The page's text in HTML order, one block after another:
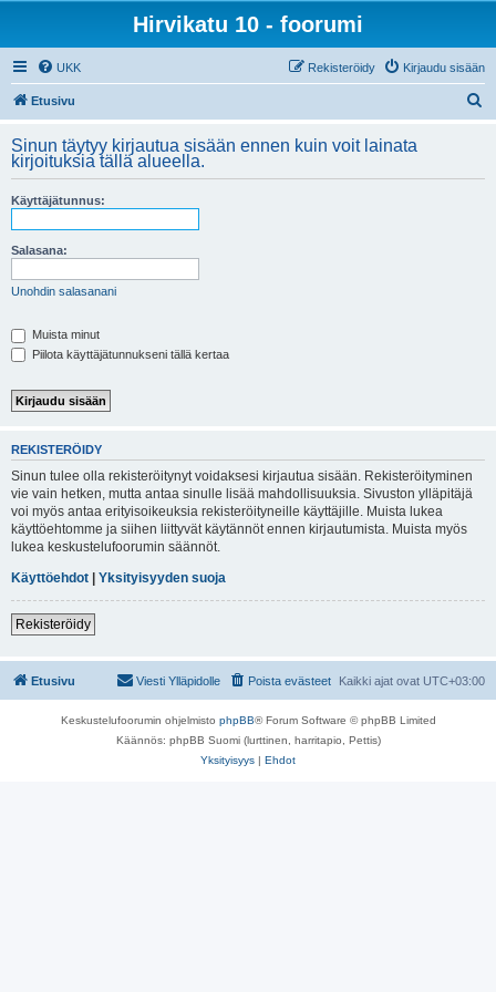
Hirvikatu 10 - foorumi
UKK Kirjaudu sisään
Rekisteröidy
Etusivu
i
Sinun täytyy kirjautua sisään ennen kuin voit lainata
kirjoituksia tällä alueella.
Käyttäjätunnus:
Salasana:
Unohdin salasanani
Muista minut
Piilota käyttäjätunnukseni tällä kertaa
REKISTERÖIDY
Sinun tulee olla rekisteröitynyt voidaksesi kirjautua sisään. Rekisteröityminen
vie vain hetken, mutta antaa sinulle lisää mahdollisuuksia. Sivuston ylläpitäjä
voi myös antaa erityisoikeuksia rekisteröityneille käyttäjille. Muista lukea
käyttöehtomme ja siihen liittyvät käytännöt ennen kirjautumista. Muista myös
lukea keskustelufoorumin säännöt.
Käyttöehdot | Yksityisyyden suoja
Rekisteröidy
Etusivu Kaikki ajat ovat UTC+03:00
Poista evästeet
Viesti Ylläpidolle
Keskustelufoorumin ohjelmisto phpBB® Forum Software © phpBB Limited
Käännös: phpBB Suomi (lurttinen, harritapio, Pettis)
Yksityisyys | Ehdot